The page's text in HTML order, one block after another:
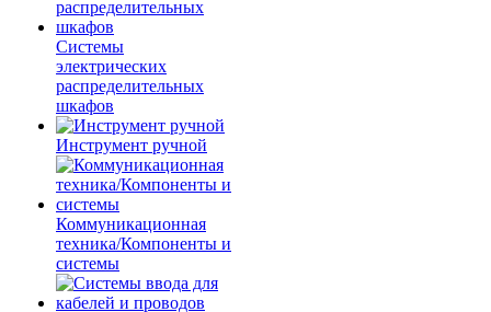
Системы
электрических
распределительных
шкафов
Инструмент ручной
Коммуникационная
техника/Компоненты и
системы